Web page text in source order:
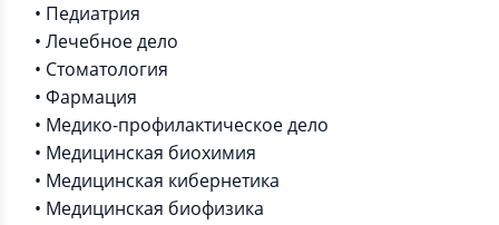
• Педиатрия
• Лечебное дело
• Стоматология
• Фармация
• Медико-профилактическое дело
• Медицинская биохимия
• Медицинская кибернетика
• Медицинская биофизика